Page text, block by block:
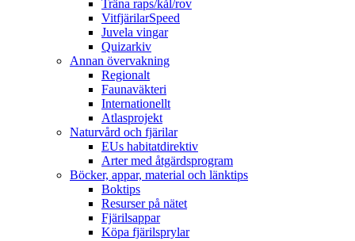
Träna raps/kål/rov
VitfjärilarSpeed
Juvela vingar
Quizarkiv
Annan övervakning
Regionalt
Faunaväkteri
Internationellt
Atlasprojekt
Naturvård och fjärilar
EUs habitatdirektiv
Arter med åtgärdsprogram
Böcker, appar, material och länktips
Boktips
Resurser på nätet
Fjärilsappar
Köpa fjärilsprylar